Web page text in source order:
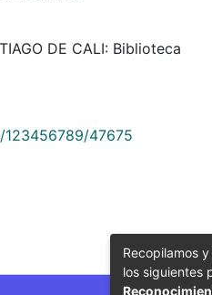
DE CALI: Biblioteca
123456789/47675
Recopilamos
los siguientes